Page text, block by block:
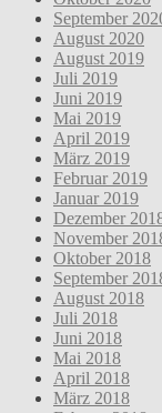
September
August 2020
August 2019
Juli 2019
Juni 2019
Mai 2019
April 2019
März 2019
Februar 2019
Januar 2019
Dezember
November
Oktober 2018
September
August 2018
Juli 2018
Juni 2018
Mai 2018
April 2018
März 2018